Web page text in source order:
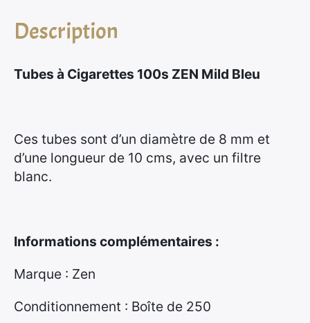
9
à
2
5
à
Cigarettes
ZEN
Description
Tubes à Cigarettes 100s ZEN Mild Bleu
Ces tubes sont d’un diamètre de 8 mm et
d’une longueur de 10 cms, avec un filtre
blanc.
Informations complémentaires :
Marque : Zen
Conditionnement : Boîte de 250